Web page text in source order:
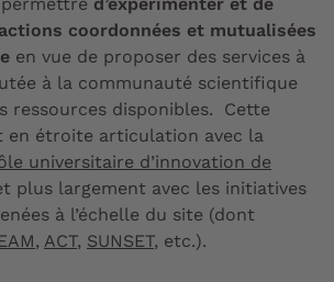
coordonnées et mutualisées
en vue de proposer des services à
à la communauté scientifique
ressources disponibles. Cette
en étroite articulation avec la
universitaire d’innovation de
plus largement avec les initiatives
à l’échelle du site (dont
, ACT, SUNSET, etc.).